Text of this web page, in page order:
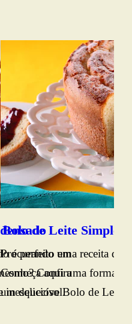
é perfeito em
Confira
inesquecível.
Bolo de Leite Simples
Procurando uma receita de
Conheça aqui uma forma
um delicioso Bolo de Leite.